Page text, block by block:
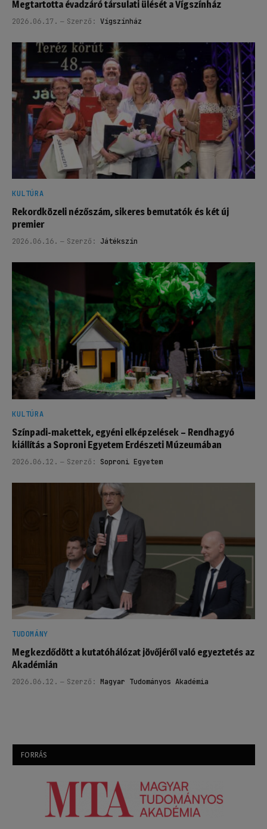
Megtartotta évadzáró társulati ülését a Vígszínház
2026.06.17. Szerző: Vígszínház
KULTÚRA
Rekordközeli nézőszám, sikeres bemutatók és két új
premier
2026.06.16. Szerző: Játékszín
KULTÚRA
Színpadi-makettek, egyéni elképzelések – Rendhagyó
kiállítás a Soproni Egyetem Erdészeti Múzeumában
2026.06.12. Szerző: Soproni Egyetem
TUDOMÁNY
Megkezdődött a kutatóhálózat jövőjéről való egyeztetés az
Akadémián
2026.06.12. Szerző: Magyar Tudományos Akadémia
FORRÁS